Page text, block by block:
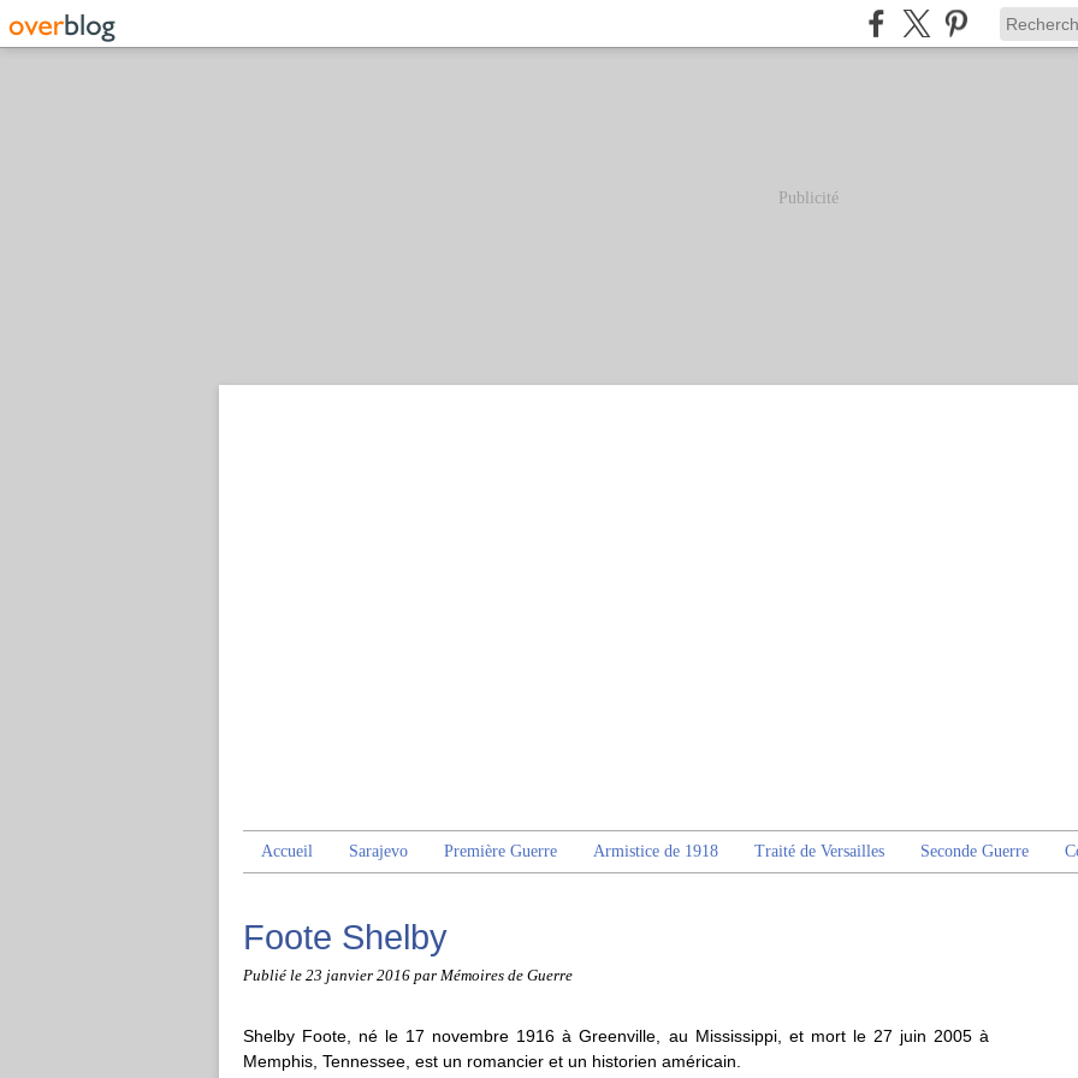
Publicité
Accueil Sarajevo Première Guerre Armistice de 1918 Traité de Versailles Seconde Guerre
Foote Shelby
Publié le 23 janvier 2016 par Mémoires de Guerre
Shelby Foote, né le 17 novembre 1916 à Greenville, au Mississippi, et mort le 27 juin 2005 à
Memphis, Tennessee, est un romancier et un historien américain.